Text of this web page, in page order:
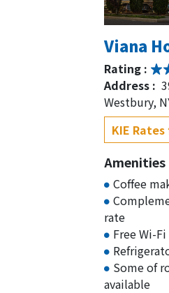
Viana
Rating :
Address :
Westbury,
KIE
Amenities
Coffee
rate
Free Wi-Fi
Some of
available